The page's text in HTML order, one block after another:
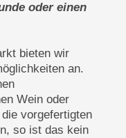
oder einen
bieten wir
an.
Wein oder
vorgefertigten
so ist das kein